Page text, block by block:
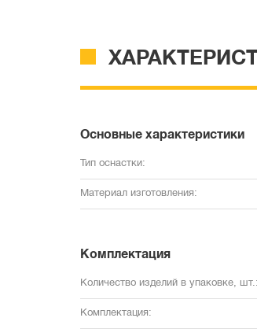
Основные характеристики
Тип оснастки:
Материал изготовления:
Комплектация
Количество изделий в упаковке, шт.:
Комплектация: